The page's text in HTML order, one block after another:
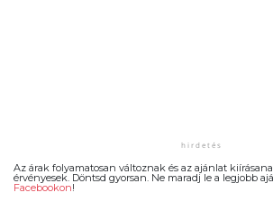
Az árak folyamatosan változnak és az ajánlat
érvényesek. Döntsd gyorsan. Ne maradj le a legjobb
Facebookon!